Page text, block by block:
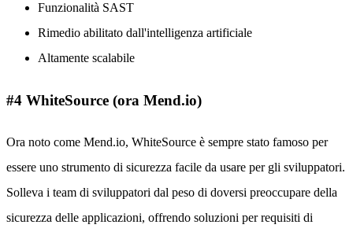
Funzionalità SAST
Rimedio abilitato dall'intelligenza artificiale
Altamente scalabile
#4 WhiteSource (ora Mend.io)
Ora noto come Mend.io, WhiteSource è sempre stato famoso per
essere uno strumento di sicurezza facile da usare per gli sviluppatori.
Solleva i team di sviluppatori dal peso di doversi preoccupare della
sicurezza delle applicazioni, offrendo soluzioni per requisiti di